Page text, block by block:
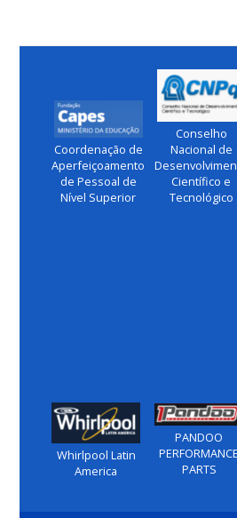
Coordenação de
Aperfeiçoamento
de Pessoal de
Nível Superior
Conselho
Nacional de
Científico e
Tecnológico
Whirlpool Latin
America
PANDOO
PERFORMANCE
PARTS